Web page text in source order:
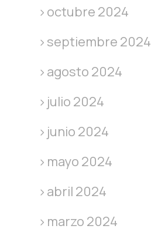
octubre 2024
septiembre 2024
agosto 2024
julio 2024
junio 2024
mayo 2024
abril 2024
marzo 2024